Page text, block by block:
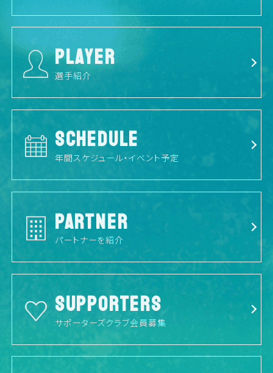
PLAYER
選手紹介
SCHEDULE
年間スケジュール・イベント予定
PARTNER
パートナーを紹介
SUPPORTERS
サポーターズクラブ会員募集